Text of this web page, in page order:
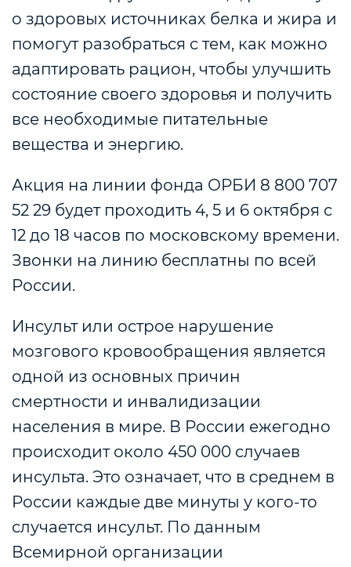
о здоровых источниках белка и жира и
помогут разобраться с тем, как можно
адаптировать рацион, чтобы улучшить
состояние своего здоровья и получить
все необходимые питательные
вещества и энергию.
Акция на линии фонда ОРБИ 8 800 707
52 29 будет проходить 4, 5 и 6 октября с
12 до 18 часов по московскому времени.
Звонки на линию бесплатны по всей
России.
Инсульт или острое нарушение
мозгового кровообращения является
одной из основных причин
смертности и инвалидизации
населения в мире. В России ежегодно
происходит около 450 000 случаев
инсульта. Это означает, что в среднем в
России каждые две минуты у кого-то
случается инсульт. По данным
Всемирной организации